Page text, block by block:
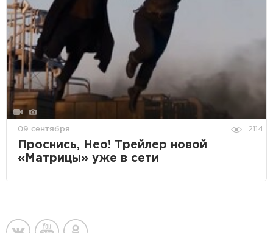
09 сентября 2114
Проснись, Нео! Трейлер новой
«Матрицы» уже в сети